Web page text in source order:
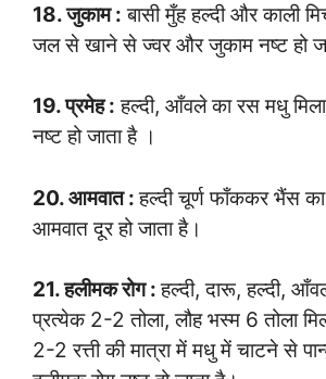
18. जुकाम : बासी मुँह हल्दी और काली
जल से खाने से ज्वर और जुकाम नष्ट हो
19. प्रमेह : हल्दी, आँवले का रस मधु
नष्ट हो जाता है ।
20. आमवात :हल्दी चूर्ण फाँककर भैंस
आमवात दूर हो जाता है।
21. हलीमक रोग :हल्दी, दारू, हल्दी,
प्रत्येक 2-2 तोला, लौह भस्म 6 तोला
2-2 रत्ती की मात्रा में मधु में चाटने से